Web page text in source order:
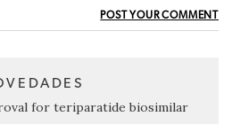
POST YOUR COMMENT
for teriparatide biosimilar